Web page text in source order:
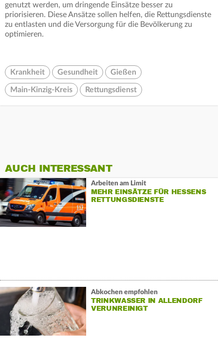
genutzt werden, um dringende Einsätze besser zu
priorisieren. Diese Ansätze sollen helfen, die Rettungsdienste
zu entlasten und die Versorgung für die Bevölkerung zu
optimieren.
Krankheit Gesundheit Gießen
Main-Kinzig-Kreis Rettungsdienst
AUCH INTERESSANT
Arbeiten am Limit
MEHR EINSÄTZE FÜR HESSENS
RETTUNGSDIENSTE
Abkochen empfohlen
TRINKWASSER IN ALLENDORF
VERUNREINIGT